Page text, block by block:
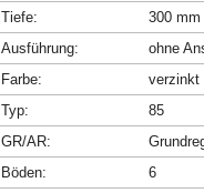
Tiefe:
300 mm
Ausführung:
ohne
Farbe:
verzinkt
Typ:
85
GR/AR:
Böden:
6